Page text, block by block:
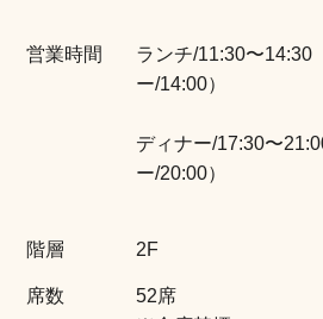
営業時間
ランチ/11:30〜14:30
ー/14:00）
ディナー/17:30〜
ー/20:00）
階層 2F
席数
52席